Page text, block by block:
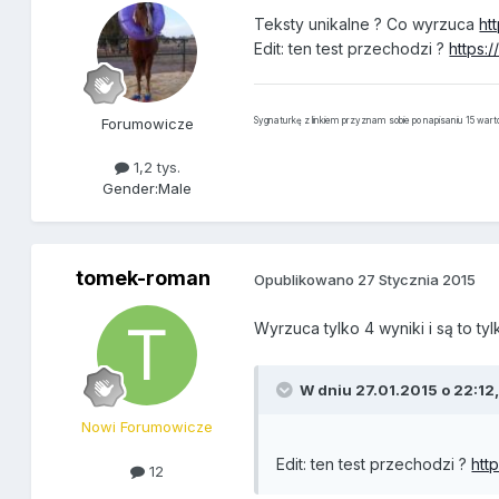
Forumowicze
1,2 tys.
Gender:Male
Teksty unikalne ? Co wyrzuca
Edit: ten test przechodzi ?
Sygnaturkę z linkiem przyznam sobie po napisaniu 15
tomek-roman
Nowi Forumowicze
12
Opublikowano 27 Stycznia 2015
Wyrzuca tylko 4 wyniki i są to
W dniu 27.01.2015 o
Edit: ten test przechodzi ?